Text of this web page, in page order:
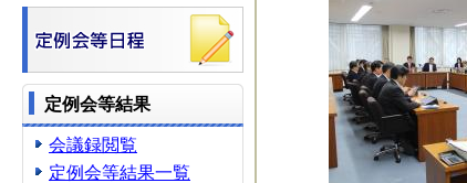
定例会等結果
会議録閲覧
定例会等結果一覧